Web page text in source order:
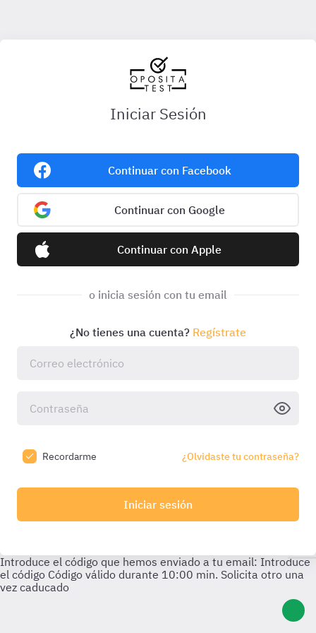
Iniciar Sesión
Continuar con Facebook
Continuar con Google
Continuar con Apple
o inicia sesión con tu email
¿No tienes una cuenta? Regístrate
Recordarme ¿Olvidaste tu contraseña?
Iniciar sesión
Introduce el código que hemos enviado a tu email: Introduce
el código Código válido durante 10:00 min. Solicita otro una
vez caducado